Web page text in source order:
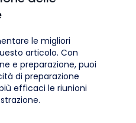
le migliori
articolo. Con
e preparazione, puoi
di preparazione
efficaci le riunioni